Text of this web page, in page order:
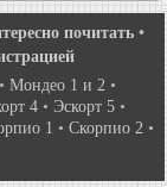
почитать •
• Мондео 1 и 2 •
4 • Эскорт 5 •
1 • Скорпио 2 •